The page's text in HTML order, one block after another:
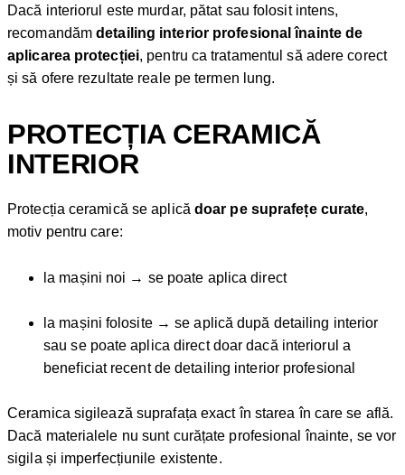
Dacă interiorul este murdar, pătat sau folosit intens,
recomandămdetailing interior profesional înainte de
aplicarea protecției, pentru ca tratamentul să adere corect
și să ofere rezultate reale pe termen lung.
PROTECȚIA CERAMICĂ
INTERIOR
Protecția ceramică se aplică doar pe suprafețe curate,
motiv pentru care:
la mașini noi → se poate aplica direct
la mașini folosite → se aplică după detailing interior
sau se poate aplica direct doar dacă interiorul a
beneficiat recent de detailing interior profesional
Ceramica sigilează suprafața exact în starea în care se află.
Dacă materialele nu sunt curățate profesional înainte, se vor
sigila și imperfecțiunile existente.